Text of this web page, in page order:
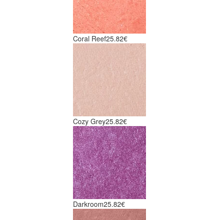
Coral Reef25.82€
Cozy Grey25.82€
Darkroom25.82€